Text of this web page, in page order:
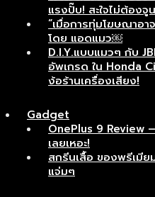
แรงปั๊บ! สะใจไม่ต้องจูน
“เมื่อการทุ่มโฆษณาอา
โดย แอดแมว￼
D.I.Y.แบบแมวๆ กับ
อัพเกรด ใน Honda
ง้อร้านเครื่องเสียง!
Gadget
OnePlus 9 Review
เลยเหอะ!
สกรีนเสื้อ ของพรีเมีย
แจ่มๆ